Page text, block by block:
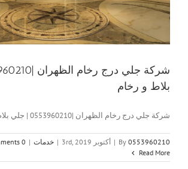
بلاط و رخام
شركة جلي درج رخام الظهران |0553960210 | جلي بلاط و [...]
By 0553960210
| أكتوبر 3rd, 2019 | خدمات |
0 Comments
Read More